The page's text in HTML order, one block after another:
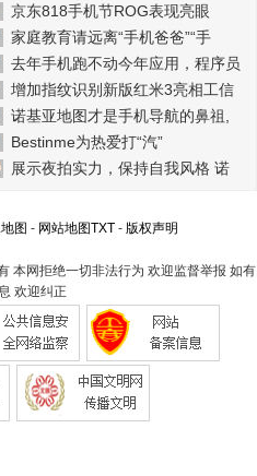
京东818手机节ROG表现亮眼
家庭教育请远离“手机爸爸”“手
去年手机跑不动今年应用，程序员
增加指纹识别新版红米3亮相工信
诺基亚地图才是手机导航的鼻祖,
Bestinme为热爱打“汽”
展示夜拍实力，保持自我风格 诺
图 - 网站地图TXT- 版权声明
本网拒绝一切非法行为 欢迎监督举报 如有
欢迎纠正